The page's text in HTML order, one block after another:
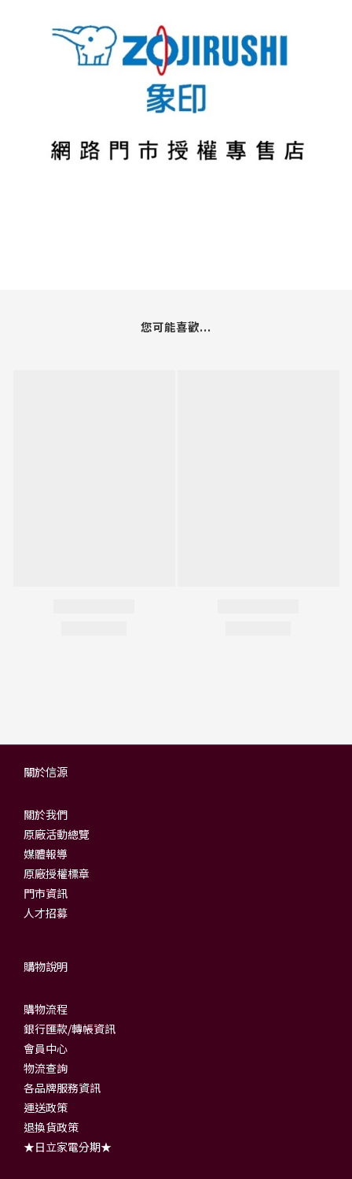
您可能喜歡...
關於信源
關於我們
原廠活動總覽
媒體報導
原廠授權標章
門市資訊
人才招募
購物說明
購物流程
銀行匯款/轉帳資訊
會員中心
物流查詢
各品牌服務資訊
運送政策
退換貨政策
★日立家電分期★